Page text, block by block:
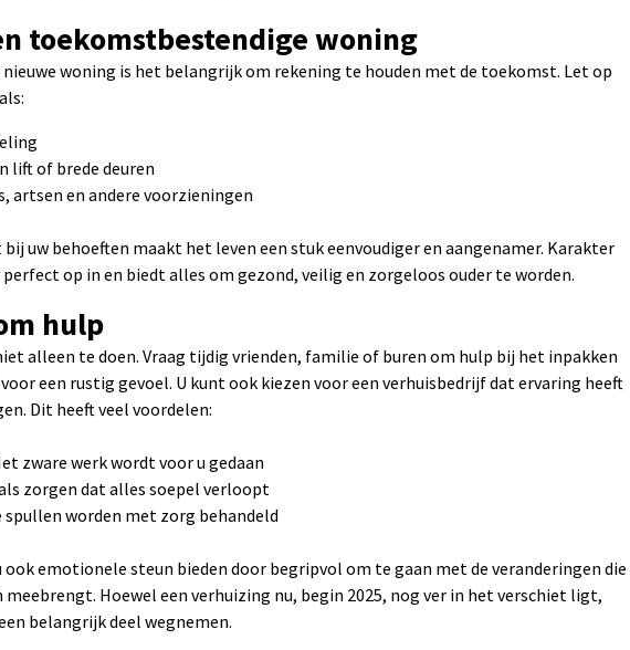
toekomstbestendige woning
nieuwe woning is het belangrijk om rekening te houden met de toekomst. Let op
lift of brede deuren
artsen en andere voorzieningen
uw behoeften maakt het leven een stuk eenvoudiger en aangenamer. Karakter
op in en biedt alles om gezond, veilig en zorgeloos ouder te worden.
hulp
alleen te doen. Vraag tijdig vrienden, familie of buren om hulp bij het inpakken
een rustig gevoel. U kunt ook kiezen voor een verhuisbedrijf dat ervaring heeft
Dit heeft veel voordelen:
zware werk wordt voor u gedaan
zorgen dat alles soepel verloopt
worden met zorg behandeld
ook emotionele steun bieden door begripvol om te gaan met de veranderingen die
Hoewel een verhuizing nu, begin 2025, nog ver in het verschiet ligt,
belangrijk deel wegnemen.